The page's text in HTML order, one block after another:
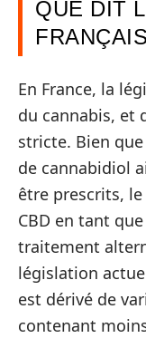
QUE DIT
En France, la
du cannabis, et
stricte. Bien
de cannabidiol
être prescrits,
CBD en tant
traitement
législation
est dérivé de
contenant